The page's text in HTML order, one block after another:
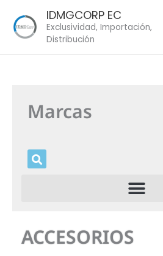
content
IDMGCORP EC
Exclusividad, Importación,
Distribución
Marcas
ACCESORIOS